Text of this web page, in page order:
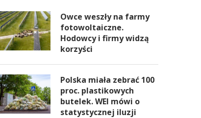
Owce weszły na farmy
fotowoltaiczne.
Hodowcy i firmy widzą
korzyści
Polska miała zebrać 100
proc. plastikowych
butelek. WEI mówi o
statystycznej iluzji